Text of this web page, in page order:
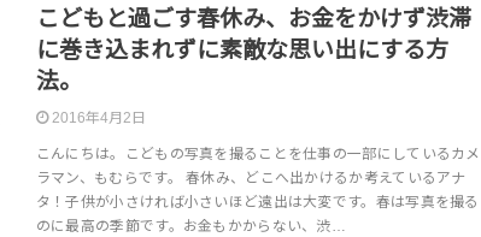
こどもと過ごす春休み、お金をかけず渋滞
に巻き込まれずに素敵な思い出にする方
法。
2016年4月2日
こんにちは。こどもの写真を撮ることを仕事の一部にしているカメ
ラマン、もむらです。 春休み、どこへ出かけるか考えているアナ
タ！子供が小さければ小さいほど遠出は大変です。春は写真を撮る
のに最高の季節です。お金もかからない、渋…